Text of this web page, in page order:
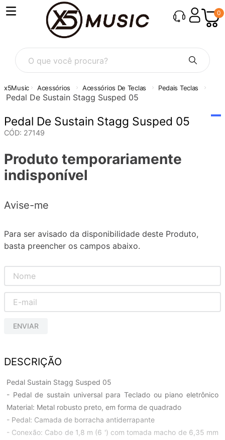
0
O que você procura?
Acessórios Acessórios De Teclas Pedais Teclas
Pedal De Sustain Stagg Susped 05
Pedal De Sustain Stagg Susped 05
CÓD: 27149
Produto temporariamente
indisponível
Avise-me
Para ser avisado da disponibilidade deste Produto,
basta preencher os campos abaixo.
ENVIAR
DESCRIÇÃO
Pedal Sustain Stagg Susped 05
- Pedal de sustain universal para Teclado ou piano eletrônico
Material: Metal robusto preto, em forma de quadrado
- Pedal: Camada de borracha antiderrapante
- Conexão: Cabo de 1,8 m (6 ') com tomada macho de 6,35 mm